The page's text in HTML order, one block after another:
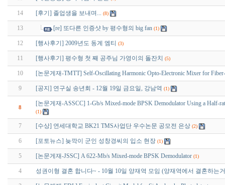
14 [후기] 졸업생을 보내며... (8)
13 [re] 또다른 인증샷 by 평수형의 big fan (1)
12 [행사후기] 2009년도 동계 엠티 (3)
11 [행사후기] 평수형 첫 째 공주님 가영이의 돌잔치 (5)
10 [논문게재-TMTT] Self-Oscillating Harmonic Opto-Electronic Mixer for
9 [공지] 연구실 송년회 - 12월 19일 금요일, 강남역 (1)
8
[논문게재-ASSCC] 1-Gb/s Mixed-mode BPSK Demodulator Using a Half-
(1)
7 [수상] 연세대학교 BK21 TMS사업단 우수논문 공모전 은상 (2)
6 [포토뉴스] 늦깍이 군인 성창경씨의 입소 현장 (1)
5 [논문게재-JSSC] A 622-Mb/s Mixed-mode BPSK Demodulator (1)
4 성권이형 결혼 합니다~ - 10월 10일 양재역 모임 (양재역에서 결혼하는